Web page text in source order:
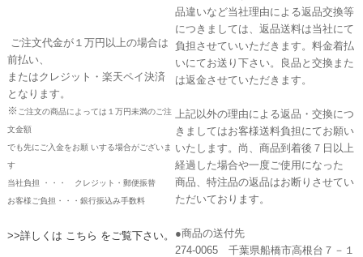
ご注文代金が１万円以上の場合は
前払い、
またはクレジット・楽天ペイ決済
となります。
※ ご注文の商品によっては１万円未満のご注
文金額
でも先にご入金をお願 いする場合がございま
す
当社負担 ・・・ クレジット・郵便振替
お客様ご負担・・・銀行振込み手数料
>>詳しくは こちら をご覧下さい。
品違いなど当社理由による返品交換等
につきましては、返品送料は当社にて
負担させていいただきます。料金着払
いにてお送り下さい。良品と交換また
は返金させていただきます。
上記以外の理由による返品・交換につ
きましてはお客様送料負担にてお願い
いたします。尚、商品到着後７日以上
経過した場合や一度ご使用になった
商品、特注品の返品はお断りさせてい
ただいております。
●商品の送付先
274-0065 千葉県船橋市高根台７－１